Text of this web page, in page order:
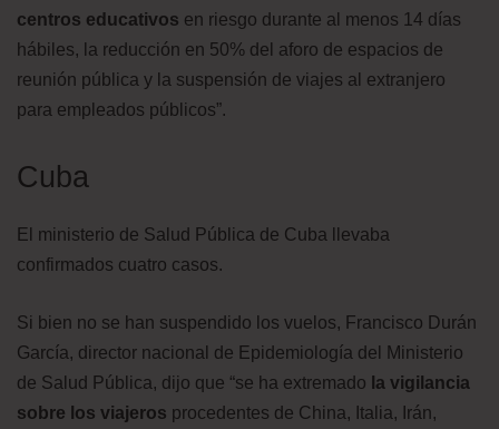
centros educativos en riesgo durante al menos 14 días
hábiles, la reducción en 50% del aforo de espacios de
reunión pública y la suspensión de viajes al extranjero
para empleados públicos”.
Cuba
El ministerio de Salud Pública de Cuba llevaba
confirmados cuatro casos.
Si bien no se han suspendido los vuelos, Francisco Durán
García, director nacional de Epidemiología del Ministerio
de Salud Pública, dijo que “se ha extremado la vigilancia
sobre los viajeros procedentes de China, Italia, Irán,